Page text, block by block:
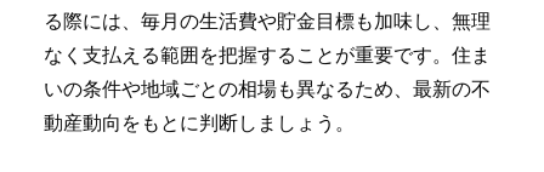
る際には、毎月の生活費や貯金目標も加味し、無理
なく支払える範囲を把握することが重要です。住ま
いの条件や地域ごとの相場も異なるため、最新の不
動産動向をもとに判断しましょう。